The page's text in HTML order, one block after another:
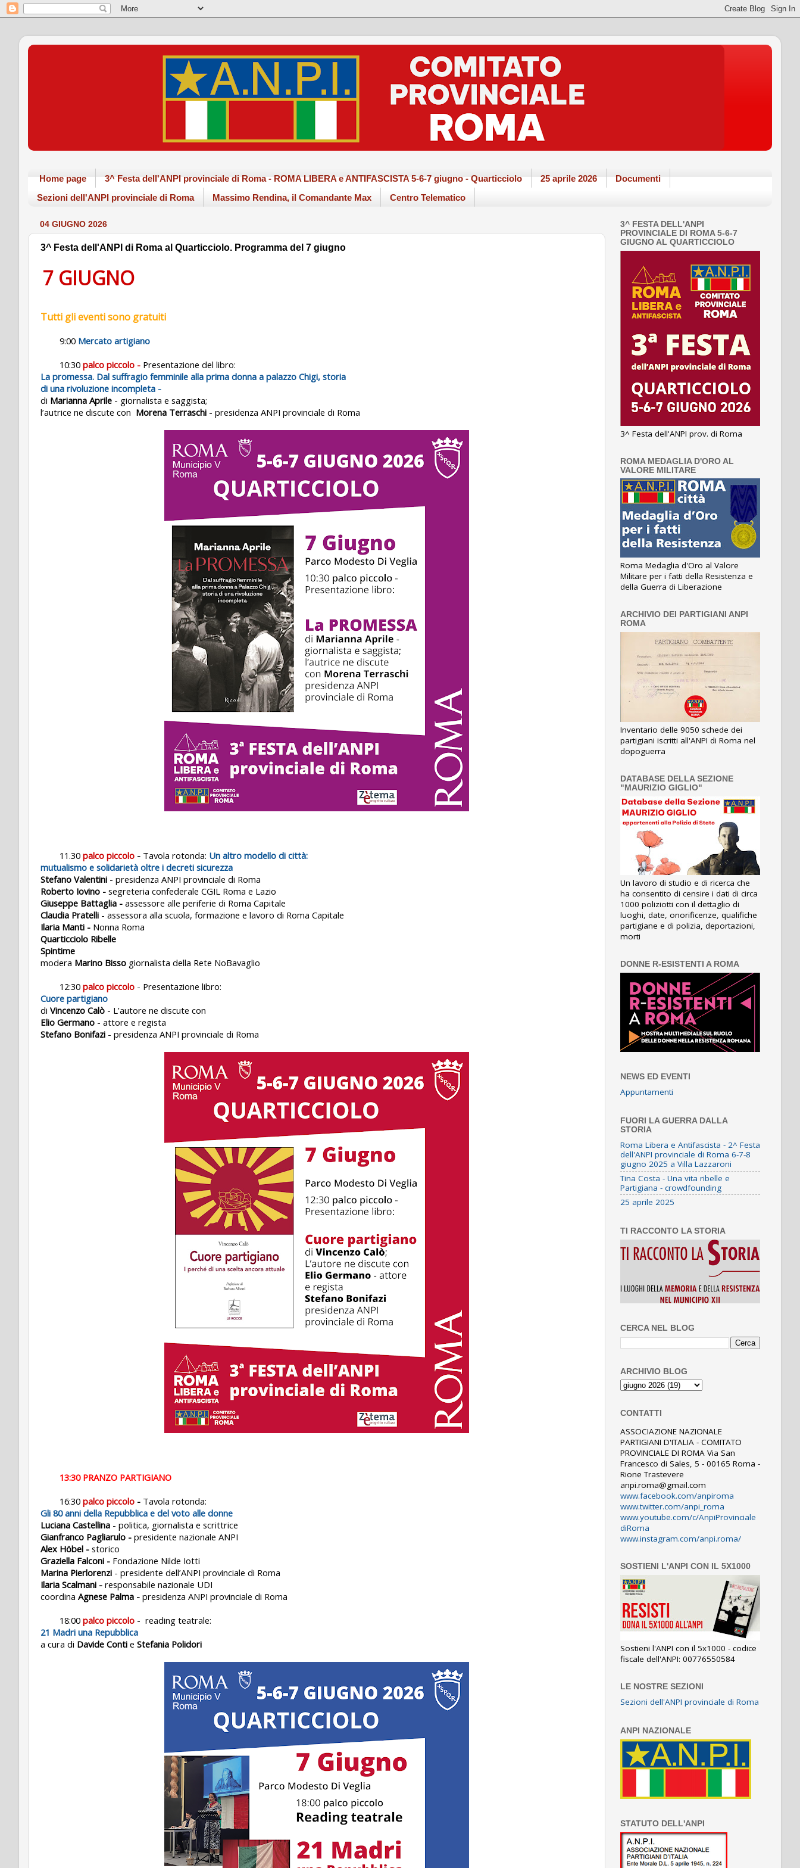
Home page 3^ Festa dell'ANPI provinciale di Roma - ROMA LIBERA e ANTIFASCISTA 5-6-7 giugno - Quarticciolo 25 aprile 2026
Documenti
Sezioni dell'ANPI provinciale di Roma
Massimo Rendina, il Comandante Max Centro Telematico
04 GIUGNO 2026
3^ Festa dell'ANPI di Roma al Quarticciolo. Programma del 7 giugno
7 GIUGNO
Tutti gli eventi sono gratuiti
9:00 Mercato artigiano
10:30 palco piccolo - Presentazione del libro:
La promessa. Dal suffragio femminile alla prima donna a palazzo Chigi, storia
di una rivoluzione incompleta -
di Marianna Aprile - giornalista e saggista;
l’autrice ne discute con Morena Terraschi - presidenza ANPI provinciale di Roma
11.30 palco piccolo - Tavola rotonda: Un altro modello di città:
mutualismo e solidarietà oltre i decreti sicurezza
Stefano Valentini - presidenza ANPI provinciale di Roma
Roberto Iovino - segreteria confederale CGIL Roma e Lazio
Giuseppe Battaglia - assessore alle periferie di Roma Capitale
Claudia Pratelli - assessora alla scuola, formazione e lavoro di Roma Capitale
Ilaria Manti - Nonna Roma
Quarticciolo Ribelle
Spintime
modera Marino Bisso giornalista della Rete NoBavaglio
12:30 palco piccolo - Presentazione libro:
Cuore partigiano
di Vincenzo Calò - L’autore ne discute con
Elio Germano - attore e regista
Stefano Bonifazi - presidenza ANPI provinciale di Roma
13:30 PRANZO PARTIGIANO
16:30 palco piccolo - Tavola rotonda:
Gli 80 anni della Repubblica e del voto alle donne
Luciana Castellina - politica, giornalista e scrittrice
Gianfranco Pagliarulo - presidente nazionale ANPI
Alex Höbel - storico
Graziella Falconi - Fondazione Nilde Iotti
Marina Pierlorenzi - presidente dell’ANPI provinciale di Roma
Ilaria Scalmani - responsabile nazionale UDI
coordina Agnese Palma - presidenza ANPI provinciale di Roma
18:00 palco piccolo - reading teatrale:
21 Madri una Repubblica
a cura di Davide Conti e Stefania Polidori
3^ FESTA DELL'ANPI
PROVINCIALE DI ROMA 5-6-7
GIUGNO AL QUARTICCIOLO
3^ Festa dell'ANPI prov. di Roma
ROMA MEDAGLIA D'ORO AL
VALORE MILITARE
Roma Medaglia d'Oro al Valore
Militare per i fatti della Resistenza e
della Guerra di Liberazione
ARCHIVIO DEI PARTIGIANI ANPI
ROMA
Inventario delle 9050 schede dei
partigiani iscritti all'ANPI di Roma nel
dopoguerra
DATABASE DELLA SEZIONE
"MAURIZIO GIGLIO"
Un lavoro di studio e di ricerca che
ha consentito di censire i dati di circa
1000 poliziotti con il dettaglio di
luoghi, date, onorificenze, qualifiche
partigiane e di polizia, deportazioni,
morti
DONNE R-ESISTENTI A ROMA
NEWS ED EVENTI
Appuntamenti
FUORI LA GUERRA DALLA
STORIA
Roma Libera e Antifascista - 2^ Festa
dell'ANPI provinciale di Roma 6-7-8
giugno 2025 a Villa Lazzaroni
Tina Costa - Una vita ribelle e
Partigiana - crowdfounding
25 aprile 2025
TI RACCONTO LA STORIA
CERCA NEL BLOG
ARCHIVIO BLOG
CONTATTI
ASSOCIAZIONE NAZIONALE
PARTIGIANI D'ITALIA - COMITATO
PROVINCIALE DI ROMA Via San
Francesco di Sales, 5 - 00165 Roma -
Rione Trastevere
anpi.roma@gmail.com
www.facebook.com/anpiroma
www.twitter.com/anpi_roma
www.youtube.com/c/AnpiProvinciale
diRoma
www.instagram.com/anpi.roma/
SOSTIENI L'ANPI CON IL 5X1000
Sostieni l'ANPI con il 5x1000 - codice
fiscale dell'ANPI: 00776550584
LE NOSTRE SEZIONI
Sezioni dell'ANPI provinciale di Roma
ANPI NAZIONALE
STATUTO DELL'ANPI